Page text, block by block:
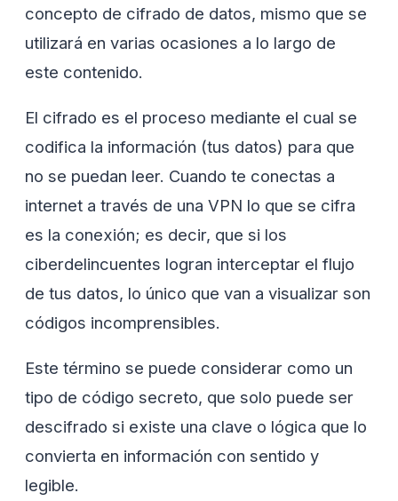
concepto de cifrado de datos, mismo que se
utilizará en varias ocasiones a lo largo de
este contenido.
El cifrado es el proceso mediante el cual se
codifica la información (tus datos) para que
no se puedan leer. Cuando te conectas a
internet a través de una VPN lo que se cifra
es la conexión; es decir, que si los
ciberdelincuentes logran interceptar el flujo
de tus datos, lo único que van a visualizar son
códigos incomprensibles.
Este término se puede considerar como un
tipo de código secreto, que solo puede ser
descifrado si existe una clave o lógica que lo
convierta en información con sentido y
legible.